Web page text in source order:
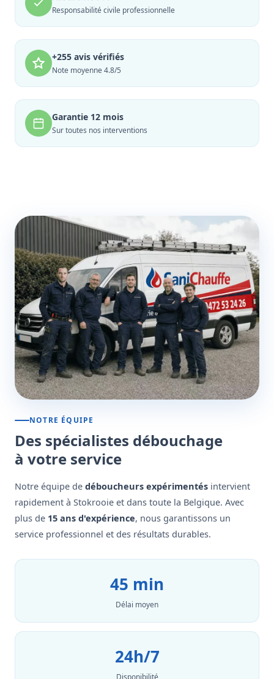
Responsabilité civile professionnelle
+255 avis vérifiés
Note moyenne 4.8/5
Garantie 12 mois
Sur toutes nos interventions
NOTRE ÉQUIPE
Des spécialistes débouchage
à votre service
Notre équipe de déboucheurs expérimentés intervient
rapidement à Stokrooie et dans toute la Belgique. Avec
plus de 15 ans d'expérience, nous garantissons un
service professionnel et des résultats durables.
45 min
Délai moyen
24h/7
Disponibilité